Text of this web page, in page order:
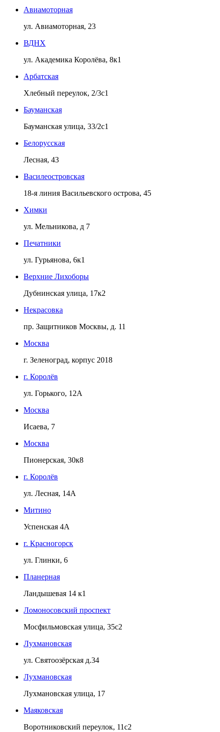
Авиамоторная
ул. Авиамоторная, 23
ВДНХ
ул. Академика Королёва, 8к1
Арбатская
Хлебный переулок, 2/3с1
Бауманская
Бауманская улица, 33/2с1
Белорусская
Лесная, 43
Василеостровская
18-я линия Васильевского острова, 45
Химки
ул. Мельникова, д 7
Печатники
ул. Гурьянова, 6к1
Верхние Лихоборы
Дубнинская улица, 17к2
Некрасовка
пр. Защитников Москвы, д. 11
Москва
г. Зеленоград, корпус 2018
г. Королёв
ул. Горького, 12А
Москва
Исаева, 7
Москва
Пионерская, 30к8
г. Королёв
ул. Лесная, 14А
Митино
Успенская 4А
г. Красногорск
ул. Глинки, 6
Планерная
Ландышевая 14 к1
Ломоносовский проспект
Мосфильмовская улица, 35с2
Лухмановская
ул. Святоозёрская д.34
Лухмановская
Лухмановская улица, 17
Маяковская
Воротниковский переулок, 11с2